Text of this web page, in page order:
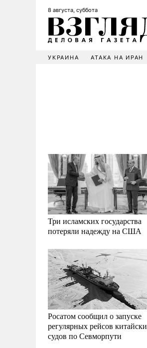
8 августа, суббота
УКРАИНА АТАКА НА ИРАН
Три исламских государства
потеряли надежду на США
Росатом сообщил о запуске
регулярных рейсов
судов по Севморпути